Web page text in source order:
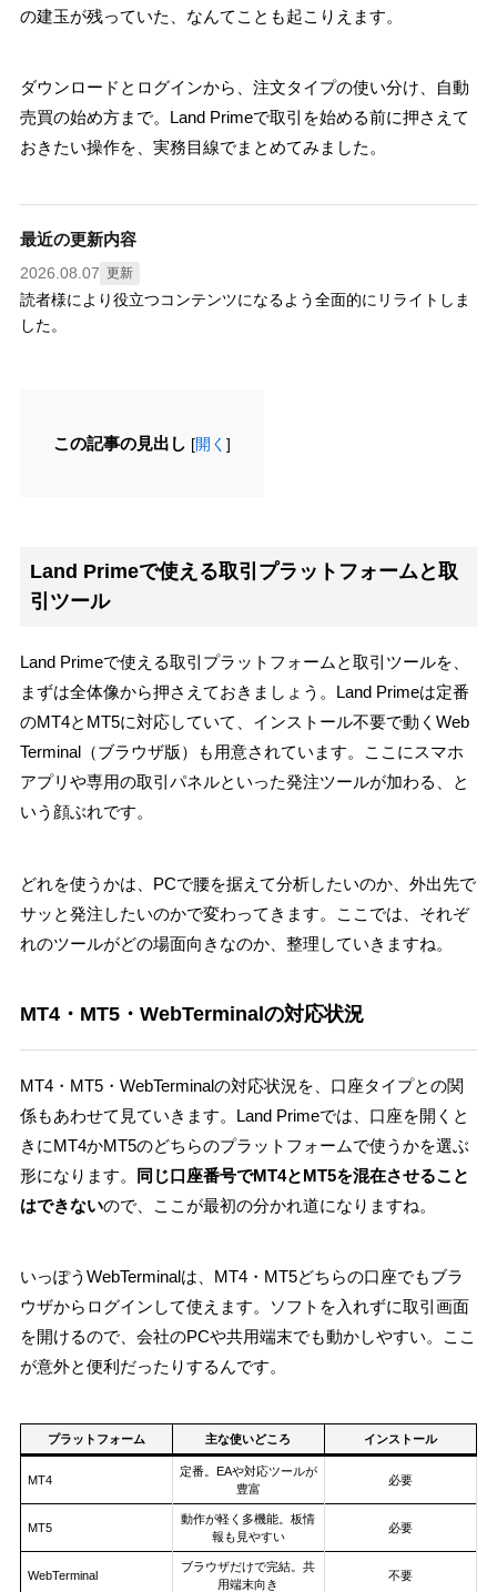
の建玉が残っていた、なんてことも起こりえます。
ダウンロードとログインから、注文タイプの使い分け、自動
売買の始め方まで。Land Primeで取引を始める前に押さえて
おきたい操作を、実務目線でまとめてみました。
最近の更新内容
2026.08.07 更新
読者様により役立つコンテンツになるよう全面的にリライトしま
した。
この記事の見出し [開く ]
Land Primeで使える取引プラットフォームと取
引ツール
Land Primeで使える取引プラットフォームと取引ツールを、
まずは全体像から押さえておきましょう。Land Primeは定番
のMT4とMT5に対応していて、インストール不要で動くWeb
Terminal（ブラウザ版）も用意されています。ここにスマホ
アプリや専用の取引パネルといった発注ツールが加わる、と
いう顔ぶれです。
どれを使うかは、PCで腰を据えて分析したいのか、外出先で
サッと発注したいのかで変わってきます。ここでは、それぞ
れのツールがどの場面向きなのか、整理していきますね。
MT4・MT5・WebTerminalの対応状況
MT4・MT5・WebTerminalの対応状況を、口座タイプとの関
係もあわせて見ていきます。Land Primeでは、口座を開くと
きにMT4かMT5のどちらのプラットフォームで使うかを選ぶ
形になります。
同じ口座番号でMT4とMT5を混在させること
はできないので、ここが最初の分かれ道になりますね。
いっぽうWebTerminalは、MT4・MT5どちらの口座でもブラ
ウザからログインして使えます。ソフトを入れずに取引画面
を開けるので、会社のPCや共用端末でも動かしやすい。ここ
が意外と便利だったりするんです。
プラットフォーム 主な使いどころ インストール
MT4
定番。EAや対応ツールが
豊富
必要
MT5
動作が軽く多機能。板情
報も見やすい
必要
WebTerminal
ブラウザだけで完結。共
用端末向き
不要